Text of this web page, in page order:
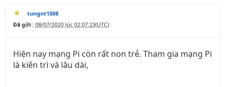
tungnt1008
Đã gửi : 08/07/2020 lúc 02:07:23(UTC)
Hiện nay mạng Pi còn rất non trẻ. Tham gia mạng Pi
là kiên trì và lâu dài,